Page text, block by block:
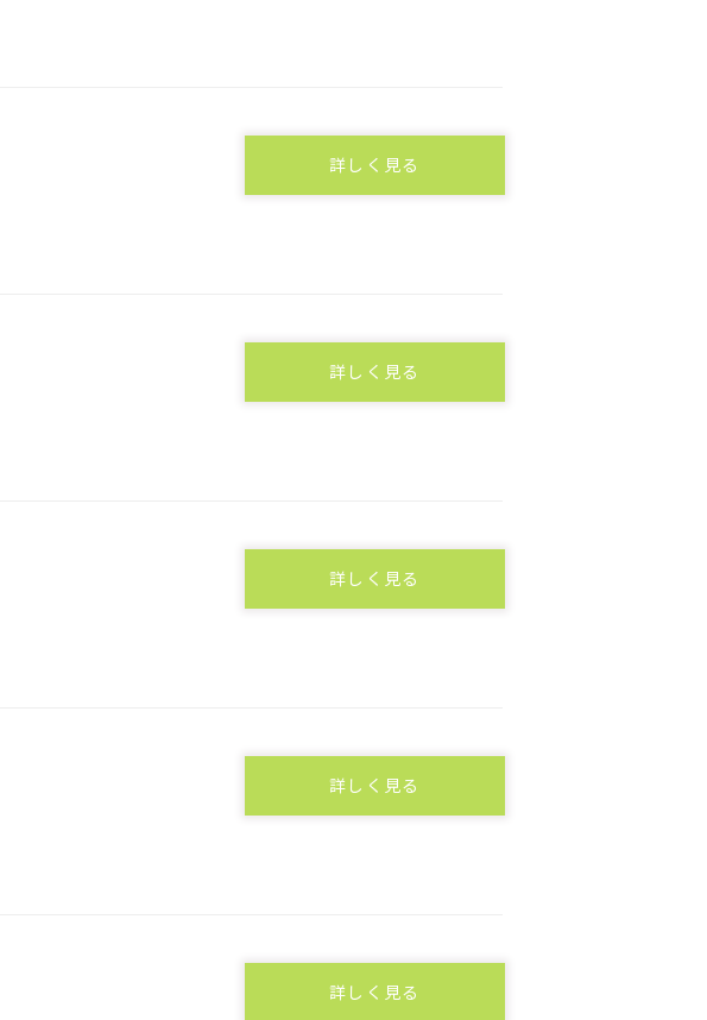
詳しく見る
詳しく見る
詳しく見る
詳しく見る
詳しく見る